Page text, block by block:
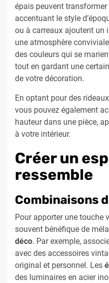
épais peuvent transformer
accentuant le style
ou à carreaux ajoutent un
une atmosphère
des couleurs qui se
tout en gardant une
de votre décoration.
En optant pour des
vous pouvez également
hauteur dans une pièce,
à votre intérieur.
Créer un
ressemble
Combinaisons
Pour apporter une touche
souvent bénéfique de
déco. Par exemple,
avec des accessoires
original et personnel. Les
des luminaires en acier